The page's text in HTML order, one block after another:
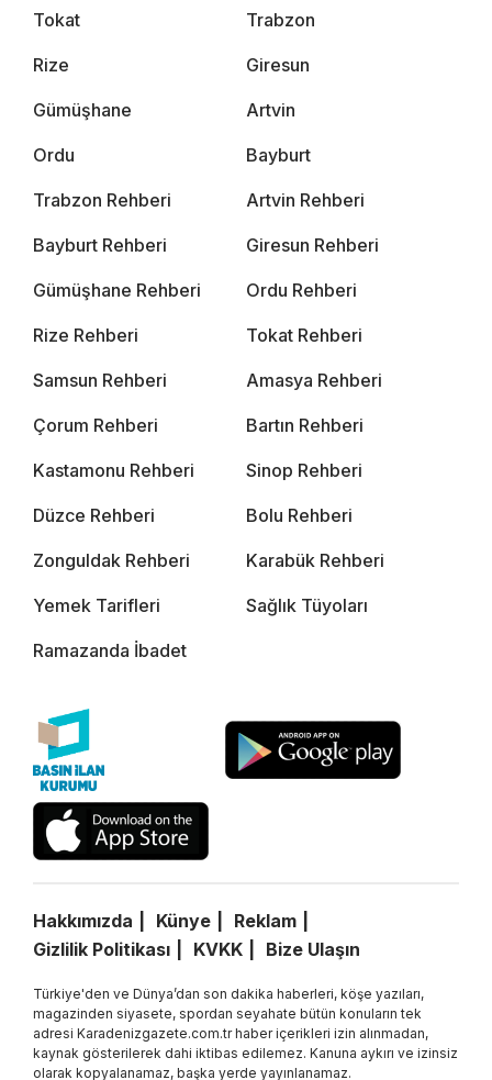
Tokat Trabzon
Rize Giresun
Gümüşhane Artvin
Ordu Bayburt
Trabzon Rehberi Artvin Rehberi
Bayburt Rehberi Giresun Rehberi
Gümüşhane Rehberi Ordu Rehberi
Rize Rehberi Tokat Rehberi
Samsun Rehberi Amasya Rehberi
Çorum Rehberi Bartın Rehberi
Kastamonu Rehberi Sinop Rehberi
Düzce Rehberi Bolu Rehberi
Zonguldak Rehberi Karabük Rehberi
Yemek Tarifleri Sağlık Tüyoları
Ramazanda İbadet
Hakkımızda Künye
Reklam
Gizlilik Politikası
KVKK Bize Ulaşın
Türkiye'den ve Dünya’dan son dakika haberleri, köşe yazıları,
magazinden siyasete, spordan seyahate bütün konuların tek
adresi Karadenizgazete.com.tr haber içerikleri izin alınmadan,
kaynak gösterilerek dahi iktibas edilemez. Kanuna aykırı ve izinsiz
olarak kopyalanamaz, başka yerde yayınlanamaz.